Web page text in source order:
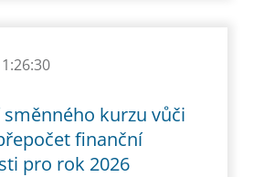
směnného kurzu vůči
finanční
pro rok 2026